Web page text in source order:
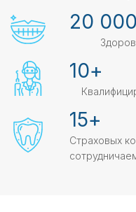
20 000
10+
Страховых
15+